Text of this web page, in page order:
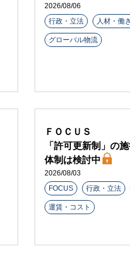
2026/08/06
行政・立法
人材・働
グローバル物流
ＦＯＣＵＳ
「許可更新制」の
体制は検討中
2026/08/03
FOCUS
行政・立法
運賃・コスト